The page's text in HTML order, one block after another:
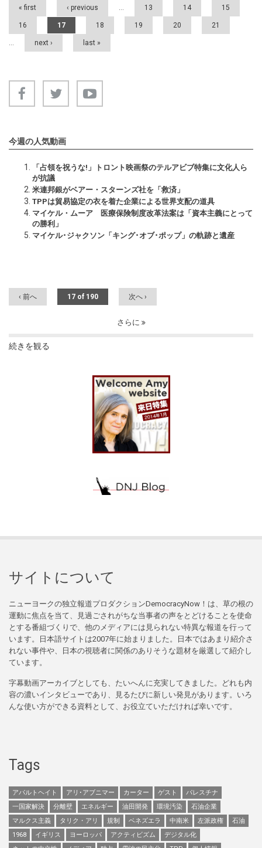
« first ‹ previous … 13 14 15
16 17 18 19 20 21
… next › last »
今週の人気動画
「占領を祝うな!」トロント映画祭のテルアビブ特集に文化人ら
が抗議
米連邦銀がベアー・スターンズ社を「救済」
TPPは貿易協定の衣を着た企業による世界支配の道具
マイケル・ムーア 医療保険制度改革法案は「資本主義にとって
の勝利」
マイケル･ジャクソン「キング･オブ･ポップ」の軌跡と遺産
‹ 前へ 17 of 190 次へ ›
さらに
続きを観る
サイトについて
ニューヨークの独立報道プロダクションDemocracyNow！は、草の根の
運動に焦点を当て、見過ごされがちな当事者の声をとどけることを使命
とする番組づくりで、他のメディアには見られない特異な報道を行って
います。日本語サイトは2007年に始まりました。日本ではあまり紹介さ
れない事件や、日本の視聴者に関係のありそうな題材を厳選して紹介し
ています。
字幕動画アーカイブとしても、たいへんに充実してきました。どれも内
容の濃いインタビューであり、見るたびに新しい発見があります。いろ
んな使い方ができる資料として、お役立ていただければ幸いです。
Tags
アパルトヘイト アリ･アブニマー カーター ゲスト
パレスチナ
一国家解決
分離壁 エネルギー 油田開発 環境汚染
石油企業
マルクス主義
タリク・アリ 規制 ベネズエラ 中南米 左派政権
石油
1968
イギリス ヨーロッパ アクティビズム
デジタル化